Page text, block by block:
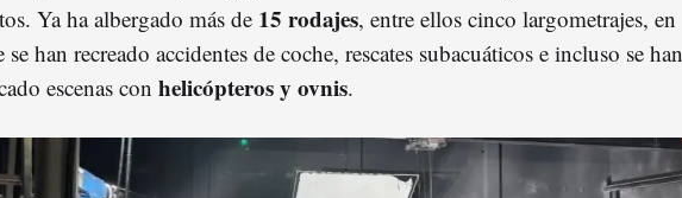
Ya ha albergado más de 15 rodajes, entre ellos cinco largometrajes, en
se han recreado accidentes de coche, rescates subacuáticos e incluso se han
escenas con helicópteros y ovnis.